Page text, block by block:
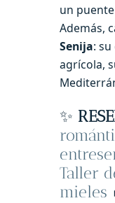
un
Además,
Senija:
agrícola,
✨
Taller
mieles